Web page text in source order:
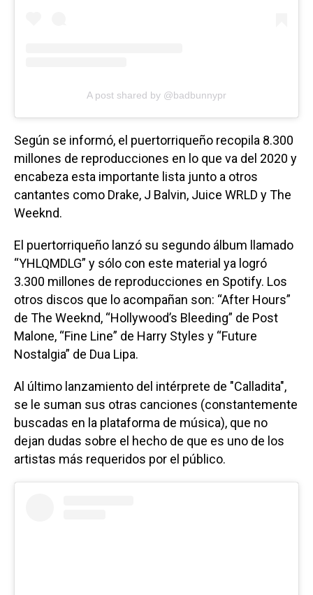
A post shared by @badbunnypr
Según se informó, el puertorriqueño recopila 8.300
millones de reproducciones en lo que va del 2020 y
encabeza esta importante lista junto a otros
cantantes como Drake, J Balvin, Juice WRLD y The
Weeknd.
El puertorriqueño lanzó su segundo álbum llamado
“YHLQMDLG” y sólo con este material ya logró
3.300 millones de reproducciones en Spotify. Los
otros discos que lo acompañan son: “After Hours”
de The Weeknd, “Hollywood’s Bleeding” de Post
Malone, “Fine Line” de Harry Styles y “Future
Nostalgia” de Dua Lipa.
Al último lanzamiento del intérprete de "Calladita",
se le suman sus otras canciones (constantemente
buscadas en la plataforma de música), que no
dejan dudas sobre el hecho de que es uno de los
artistas más requeridos por el público.